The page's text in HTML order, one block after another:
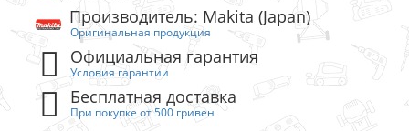
Производитель: Makita (Japan)
Оригинальная продукция
Официальная гарантия
Условия гарантии
Бесплатная доставка
При покупке от 500 гривен